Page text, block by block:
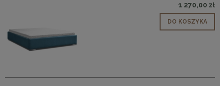
1 270,00 zł
DO KOSZYKA